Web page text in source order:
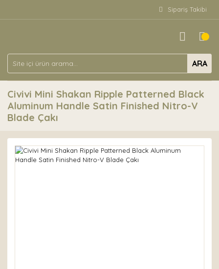
Sipariş Takibi
ARA
Civivi Mini Shakan Ripple Patterned Black
Aluminum Handle Satin Finished Nitro-V
Blade Çakı